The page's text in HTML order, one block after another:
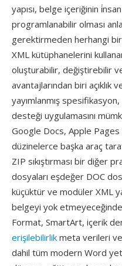
yapısı, belge içeriğinin
programlanabilir olması
gerektirmeden herhangi
XML kütüphanelerini
oluşturabilir, değiştirebilir
avantajlarından biri açıklık
yayımlanmış spesifikasyon,
desteği uygulamasını
Google Docs, Apple
düzinelerce başka araç
ZIP sıkıştırması bir diğer
dosyaları eşdeğer DOC
küçüktür ve modüler XML
belgeyi yok
Format, SmartArt, içerik
erişilebilirlik meta verileri
dahil tüm modern Word